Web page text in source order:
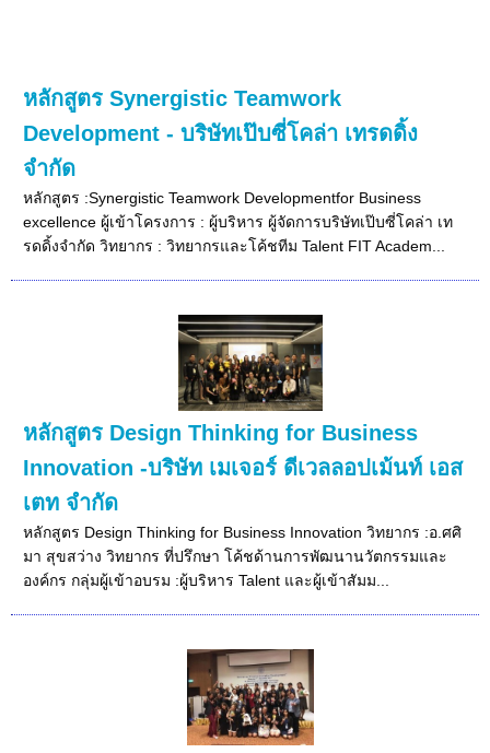
หลักสูตร Synergistic Teamwork
Development - บริษัทเป๊บซี่โคล่า เทรดดิ้ง
จำกัด
หลักสูตร :Synergistic Teamwork Developmentfor Business
excellence ผู้เข้าโครงการ : ผู้บริหาร ผู้จัดการบริษัทเป๊บซี่โคล่า เท
รดดิ้งจำกัด วิทยากร : วิทยากรและโค้ชทีม Talent FIT Academ...
หลักสูตร Design Thinking for Business
Innovation -บริษัท เมเจอร์ ดีเวลลอปเม้นท์ เอส
เตท จำกัด
หลักสูตร Design Thinking for Business Innovation วิทยากร :อ.ศศิ
มา สุขสว่าง วิทยากร ที่ปรึกษา โค้ชด้านการพัฒนานวัตกรรมและ
องค์กร กลุ่มผู้เข้าอบรม :ผู้บริหาร Talent และผู้เข้าสัมม...